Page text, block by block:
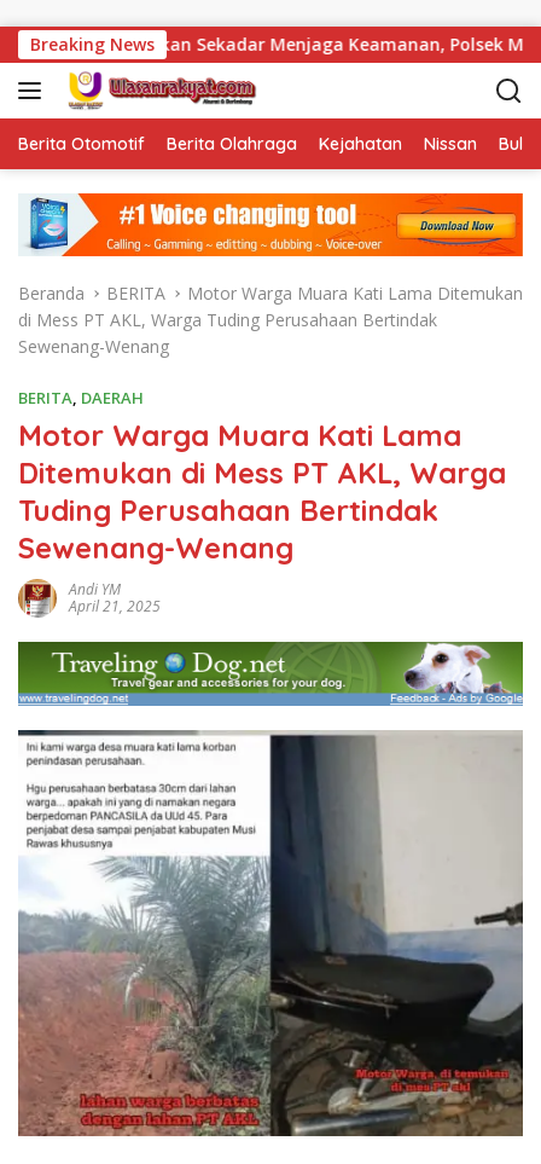
Breaking News
Sekadar Menjaga Keamanan, Polsek Muara Beliti Bangun
Berita Otomotif Berita Olahraga Kejahatan Nissan
Beranda BERITA
Motor Warga Muara Kati Lama Ditemukan
di Mess PT AKL, Warga Tuding Perusahaan Bertindak
Sewenang-Wenang
BERITA, DAERAH
Motor Warga Muara Kati Lama
Ditemukan di Mess PT AKL, Warga
Tuding Perusahaan Bertindak
Sewenang-Wenang
Andi YM
April 21, 2025